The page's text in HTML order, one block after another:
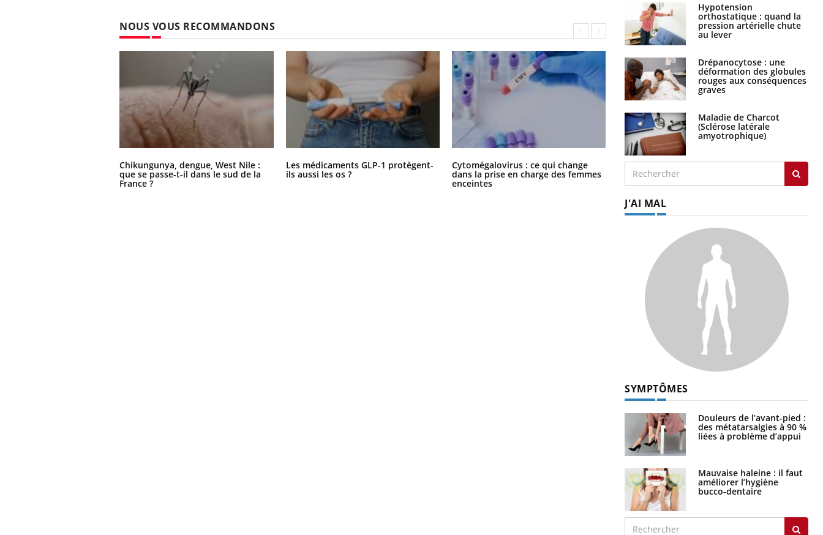
NOUS VOUS RECOMMANDONS
Chikungunya, dengue, West Nile :
que se passe-t-il dans le sud de la
France ?
Les médicaments GLP-1 protègent-
ils aussi les os ?
Cytomégalovirus : ce qui change
dans la prise en charge des femmes
enceintes
La sieste empêche-t-elle de dormir
la nuit ?
Hypotension
orthostatique : quand la
pression artérielle chute
au lever
Drépanocytose : une
déformation des globules
rouges aux conséquences
graves
Maladie de Charcot
(Sclérose latérale
amyotrophique)
J'AI MAL
SYMPTÔMES
Douleurs de l’avant-pied :
des métatarsalgies à 90 %
liées à problème d’appui
Mauvaise haleine : il faut
améliorer l’hygiène
bucco-dentaire